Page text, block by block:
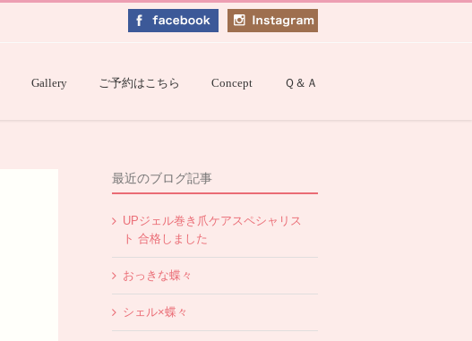
Gallery ご予約はこちら Concept Ｑ＆Ａ
最近のブログ記事
UPジェル巻き爪ケアスペシャリス
ト 合格しました
おっきな蝶々
シェル×蝶々